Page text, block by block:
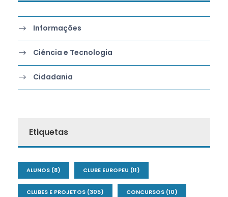
Informações
Ciência e Tecnologia
Cidadania
Etiquetas
ALUNOS (8) CLUBE EUROPEU (11)
CLUBES E PROJETOS (305) CONCURSOS (10)